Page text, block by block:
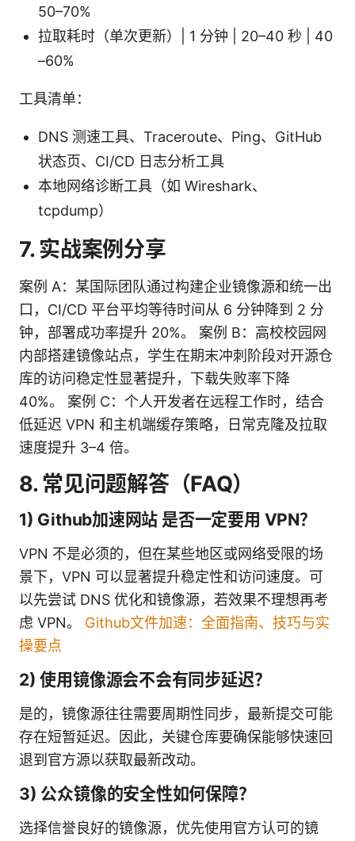
50–70%
拉取耗时（单次更新）| 1 分钟 | 20–40 秒 | 40
–60%
工具清单：
DNS 测速工具、Traceroute、Ping、GitHub
状态页、CI/CD 日志分析工具
本地网络诊断工具（如 Wireshark、
tcpdump）
7. 实战案例分享
案例 A：某国际团队通过构建企业镜像源和统一出
口，CI/CD 平台平均等待时间从 6 分钟降到 2 分
钟，部署成功率提升 20%。 案例 B：高校校园网
内部搭建镜像站点，学生在期末冲刺阶段对开源仓
库的访问稳定性显著提升，下载失败率下降
40%。 案例 C：个人开发者在远程工作时，结合
低延迟 VPN 和主机端缓存策略，日常克隆及拉取
速度提升 3–4 倍。
8. 常见问题解答（FAQ）
1) Github加速网站 是否一定要用 VPN？
VPN 不是必须的，但在某些地区或网络受限的场
景下，VPN 可以显著提升稳定性和访问速度。可
以先尝试 DNS 优化和镜像源，若效果不理想再考
虑 VPN。 Github文件加速：全面指南、技巧与实
操要点
2) 使用镜像源会不会有同步延迟？
是的，镜像源往往需要周期性同步，最新提交可能
存在短暂延迟。因此，关键仓库要确保能够快速回
退到官方源以获取最新改动。
3) 公众镜像的安全性如何保障？
选择信誉良好的镜像源，优先使用官方认可的镜